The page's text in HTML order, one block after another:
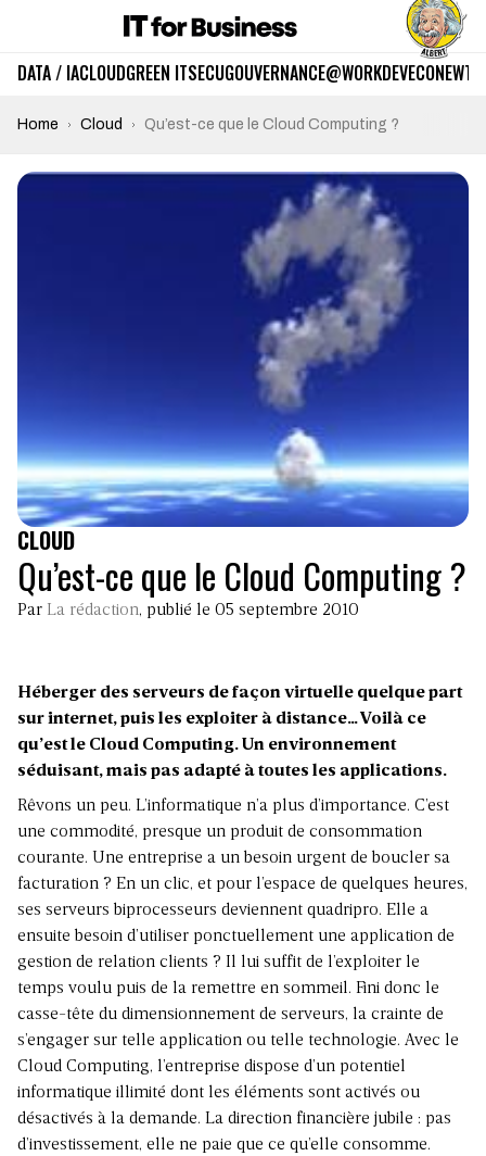
DATA / IACLOUDGREEN ITSECUGOUVERNANCE@WORKDEVECO
Home Cloud Qu’est-ce que le Cloud Computing ?
CLOUD
Qu’est-ce que le Cloud Computing ?
Par La rédaction, publié le 05 septembre 2010
Héberger des serveurs de façon virtuelle quelque part
sur internet, puis les exploiter à distance… Voilà ce
qu’est le Cloud Computing. Un environnement
séduisant, mais pas adapté à toutes les applications.
Rêvons un peu. L’informatique n’a plus d’importance. C’est
une commodité, presque un produit de consommation
courante. Une entreprise a un besoin urgent de boucler sa
facturation ? En un clic, et pour l’espace de quelques heures,
ses serveurs biprocesseurs deviennent quadripro. Elle a
ensuite besoin d’utiliser ponctuellement une application de
gestion de relation clients ? Il lui suffit de l’exploiter le
temps voulu puis de la remettre en sommeil. Fini donc le
casse-tête du dimensionnement de serveurs, la crainte de
s’engager sur telle application ou telle technologie. Avec le
Cloud Computing, l’entreprise dispose d’un potentiel
informatique illimité dont les éléments sont activés ou
désactivés à la demande. La direction financière jubile : pas
d’investissement, elle ne paie que ce qu’elle consomme.